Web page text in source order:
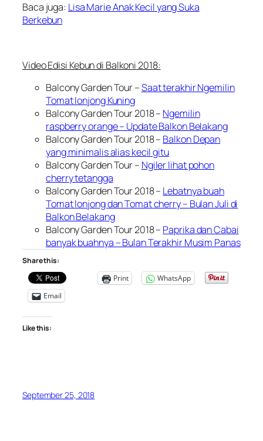
Baca juga: Lisa Marie Anak Kecil yang Suka
Berkebun
Video Edisi Kebun di Balkoni 2018:
Balcony Garden Tour –Saat terakhir Ngemilin
Tomat lonjong Kuning
Balcony Garden Tour 2018 – Ngemilin
raspberry orange – Update Balkon Belakang
Balcony Garden Tour 2018 – Balkon Depan
yang minimalis alias kecil gitu
Balcony Garden Tour – Ngiler lihat pohon
cherry tetangga
Balcony Garden Tour 2018 – Lebatnya buah
Tomat lonjong dan Tomat cherry – Bulan Juli di
Balkon Belakang
Balcony Garden Tour 2018 – Paprika dan Cabai
banyak buahnya – Bulan Terakhir Musim Panas
Share this:
Print
WhatsApp
Email
Like this:
September 25, 2018